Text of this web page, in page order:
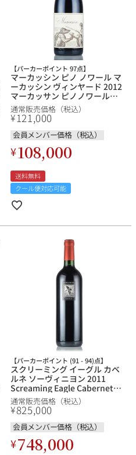
ギフトラッピング
ルロワ
ペトリュス
スクリーミング・
イーグル
ブルゴーニュ
カリフォルニア
その他国
ロゼワイン
80,000円〜99,999円
【パーカーポイント 97点】
マーカッシン ピノ ノワール マ
ーカッシン ヴィンヤード 2012
マーカッサン ピノノワール
Pinot Noir Marcassin
Vineyard アメリカ カリフォル
ニア 赤ワイン 新入荷
通常販売価格（税込）
¥121,000
会員メンバー価格（税込）
¥108,000
送料無料
クール便対応可能
【パーカーポイント (91 - 94)点】
スクリーミング イーグル カベ
ルネ ソーヴィニヨン 2011
Screaming Eagle Cabernet
Sauvignon アメリカ カリフォ
ルニア 赤ワイン
通常販売価格（税込）
¥825,000
会員メンバー価格（税込）
¥748,000